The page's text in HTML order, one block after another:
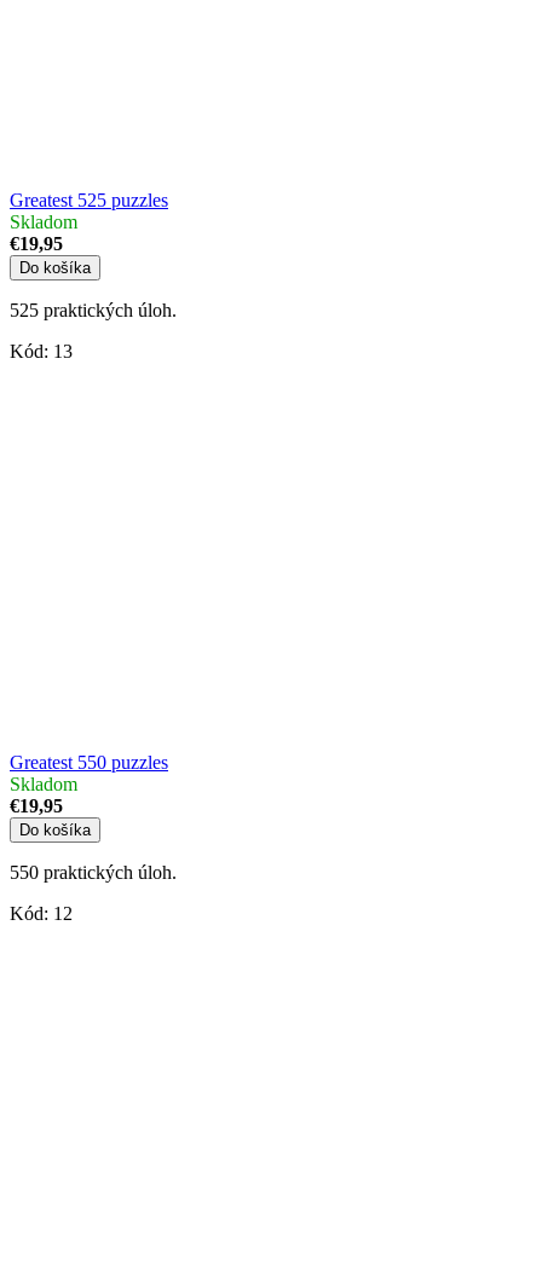
Greatest 525 puzzles
Skladom
€19,95
Do košíka
525 praktických úloh.
Kód: 13
Greatest 550 puzzles
Skladom
€19,95
Do košíka
550 praktických úloh.
Kód: 12